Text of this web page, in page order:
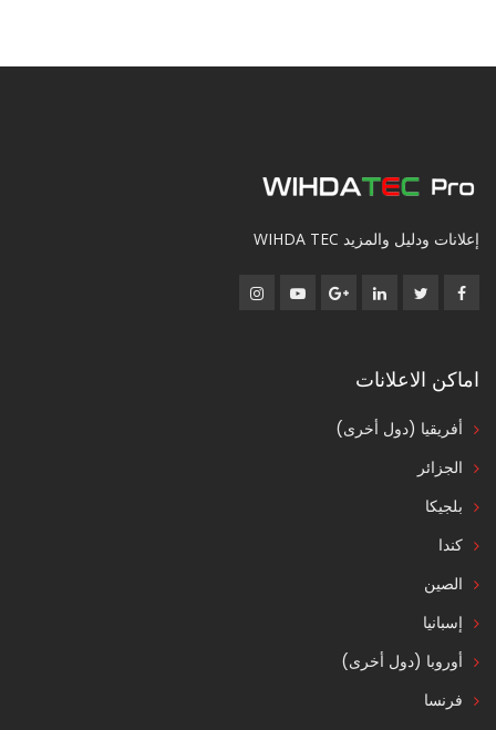
إعلانات ودليل والمزيد WIHDA TEC
اماكن الاعلانات
أفريقيا (دول أخرى)
الجزائر
بلجيكا
كندا
الصين
إسبانيا
أوروبا (دول أخرى)
فرنسا